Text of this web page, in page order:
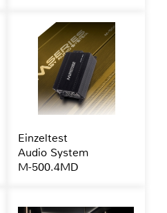
Einzeltest
Audio System
M-500.4MD